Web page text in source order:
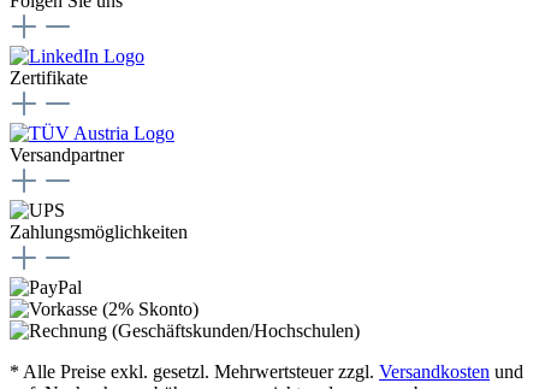
Zertifikate
Versandpartner
Zahlungsmöglichkeiten
* Alle Preise exkl. gesetzl. Mehrwertsteuer zzgl. Versandkosten und